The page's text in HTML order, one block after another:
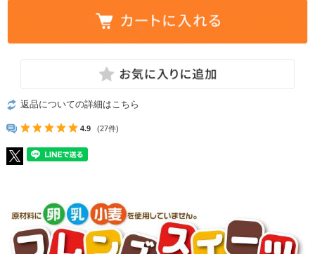
返品についての詳細はこちら
4.9 (27件)